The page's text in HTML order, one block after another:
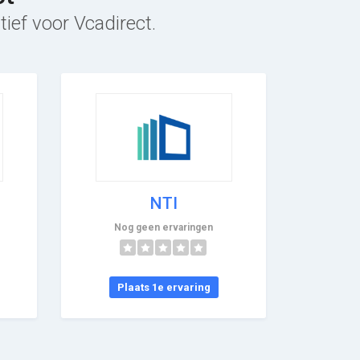
voor Vcadirect.
NTI
Nog geen ervaringen
Plaats 1e ervaring